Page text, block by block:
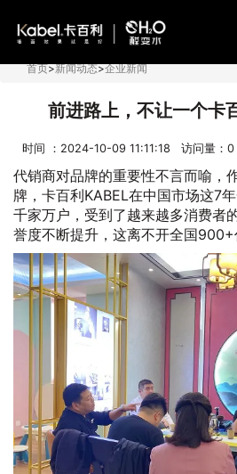
首页>新闻动态>企业新闻
前进路上，不让一个卡
时间 ：2024-10-09 11:11:18 访问量： 0
代销商对品牌的重要性不言而喻，
牌，卡百利KABEL在中国市场这7
千家万户，受到了越来越多消费者
誉度不断提升，这离不开全国900+